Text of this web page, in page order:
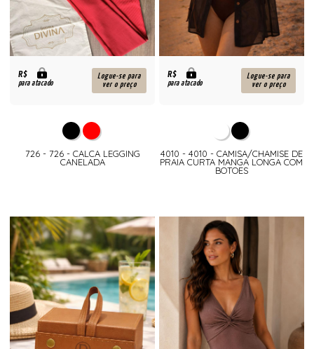
R$
para atacado
Logue-se para
ver o preço
726 - 726 - CALCA LEGGING
CANELADA
R$
para atacado
Logue-se para
ver o preço
4010 - 4010 - CAMISA/CHAMISE DE
PRAIA CURTA MANGA LONGA COM
BOTOES